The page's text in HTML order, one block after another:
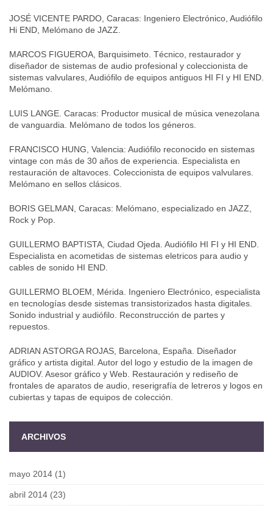
JOSÉ VICENTE PARDO, Caracas: Ingeniero Electrónico, Audiófilo
Hi END, Melómano de JAZZ.
MARCOS FIGUEROA, Barquisimeto. Técnico, restaurador y
diseñador de sistemas de audio profesional y coleccionista de
sistemas valvulares, Audiófilo de equipos antiguos HI FI y HI END.
Melómano.
LUIS LANGE. Caracas: Productor musical de música venezolana
de vanguardia. Melómano de todos los géneros.
FRANCISCO HUNG, Valencia: Audiófilo reconocido en sistemas
vintage con más de 30 años de experiencia. Especialista en
restauración de altavoces. Coleccionista de equipos valvulares.
Melómano en sellos clásicos.
BORIS GELMAN, Caracas: Melómano, especializado en JAZZ,
Rock y Pop.
GUILLERMO BAPTISTA, Ciudad Ojeda. Audiófilo HI FI y HI END.
Especialista en acometidas de sistemas eletricos para audio y
cables de sonido HI END.
GUILLERMO BLOEM, Mérida. Ingeniero Electrónico, especialista
en tecnologías desde sistemas transistorizados hasta digitales.
Sonido industrial y audiófilo. Reconstrucción de partes y
repuestos.
ADRIAN ASTORGA ROJAS, Barcelona, España. Diseñador
gráfico y artista digital. Autor del logo y estudio de la imagen de
AUDIOV. Asesor gráfico y Web. Restauración y rediseño de
frontales de aparatos de audio, reserigrafía de letreros y logos en
cubiertas y tapas de equipos de colección.
ARCHIVOS
mayo 2014 (1)
abril 2014 (23)